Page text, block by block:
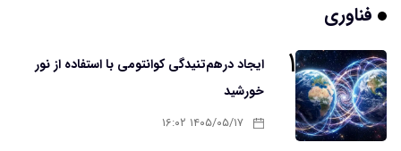
فناوری
۱
ایجاد درهم‌تنیدگی کوانتومی با استفاده از نور
خورشید
۱۴۰۵/۰۵/۱۷ ۱۶:۰۲